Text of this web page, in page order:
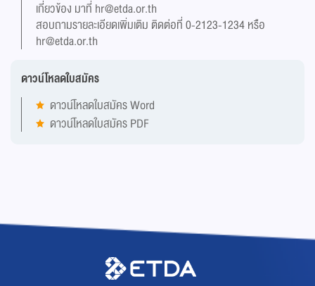
เกี่ยวข้อง มาที่ hr@etda.or.th
สอบถามรายละเอียดเพิ่มเติม ติดต่อที่ 0-2123-1234 หรือ
hr@etda.or.th
ดาวน์โหลดใบสมัคร
ดาวน์โหลดใบสมัคร Word
ดาวน์โหลดใบสมัคร PDF